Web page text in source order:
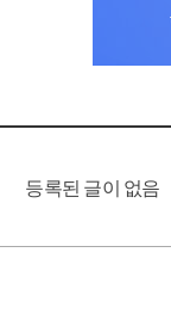
등록된 글이 없음